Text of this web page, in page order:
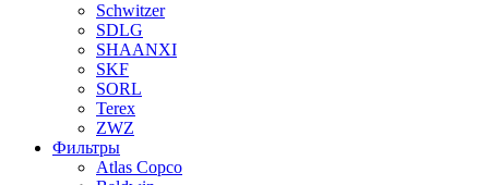
Schwitzer
SDLG
SHAANXI
SKF
SORL
Terex
ZWZ
Фильтры
Atlas Copco